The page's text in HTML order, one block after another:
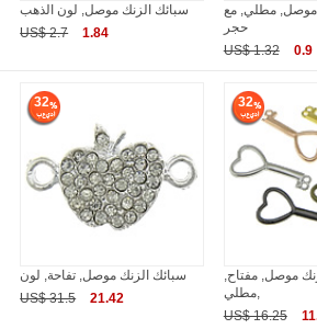
سبائك الزنك موصل, لون الذهب
US$ 2.7
1.84
موصل, مطلي, مع
حجر
US$ 1.32
0.9
32
سبائك الزنك موصل, تفاحة, لون
US$ 31.5
21.42
32
موصل, مفتاح,
مطلي,
US$ 16.25